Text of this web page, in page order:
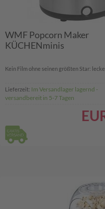
WMF Popcorn Maker
KÜCHENminis
​Kein Film ohne seinen größten Star:
Lieferzeit: Im Versandlager lagernd -
versandbereit in 5-7 Tagen